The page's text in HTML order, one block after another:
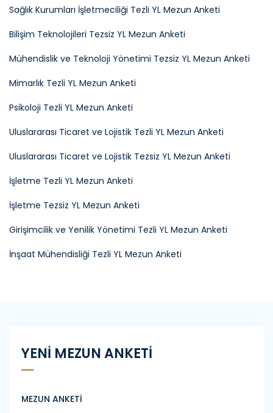
Sağlık Kurumları İşletmeciliği Tezli YL Mezun Anketi
Bilişim Teknolojileri Tezsiz YL Mezun Anketi
Mühendislik ve Teknoloji Yönetimi Tezsiz YL Mezun Anketi
Mimarlık Tezli YL Mezun Anketi
Psikoloji Tezli YL Mezun Anketi
Uluslararası Ticaret ve Lojistik Tezli YL Mezun Anketi
Uluslararası Ticaret ve Lojistik Tezsiz YL Mezun Anketi
İşletme Tezli YL Mezun Anketi
İşletme Tezsiz YL Mezun Anketi
Girişimcilik ve Yenilik Yönetimi Tezli YL Mezun Anketi
İnşaat Mühendisliği Tezli YL Mezun Anketi
YENİ MEZUN ANKETİ
MEZUN ANKETİ